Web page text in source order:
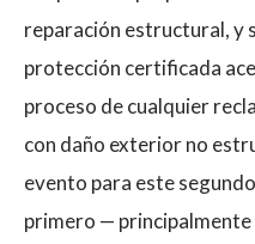
reparación estructural, y
protección certificada
proceso de cualquier
con daño exterior no
evento para este
primero —